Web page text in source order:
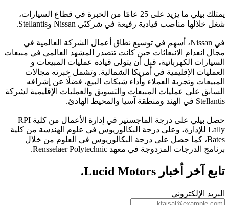
يمتلك بيلي ما يزيد على 25 عامًا من الخبرة في قطاع السيارات،
شغل خلالها مناصب قيادية رفيعة في شركتَي Nissan وStellantis.
في Nissan، أسهم في توسيع نطاق أعمال الشركة العالمية في
مجال انعدام الانبعاثات حين كانت تتصدر المشهد العالمي في مبيعات
السيارات الكهربائية، قبل أن يتولى قيادة عمليات المبيعات و
العمليات الإقليمية في أمريكا الشمالية. وتشمل خبرته مجالات
المبيعات وتجربة العملاء وأداء شبكات البيع، فضلًا عن إشرافه
السابق على عمليات المبيعات والتسويق والعمليات الإقليمية لشركة
Stellantis في الهند ومنطقة آسيا والمحيط الهادئ.
حصل بيلي على درجة الماجستير في إدارة الأعمال من كلية RPI
Lally للإدارة، وعلى درجة البكالوريوس في علوم الهندسة من كلية
Bates، كما حصل على درجة البكالوريوس في العلوم من خلال
برنامج الدرجات المزدوجة في معهد Rensselaer Polytechnic.
تابع آخر أخبار Lucid Motors.
البريد الإلكتروني